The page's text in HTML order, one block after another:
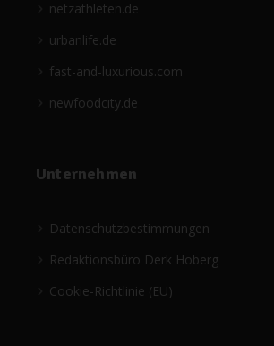
netzathleten.de
urbanlife.de
fast-and-luxurious.com
newfoodcity.de
Unternehmen
Datenschutzbestimmungen
Redaktionsbüro Derk Hoberg
Cookie-Richtlinie (EU)